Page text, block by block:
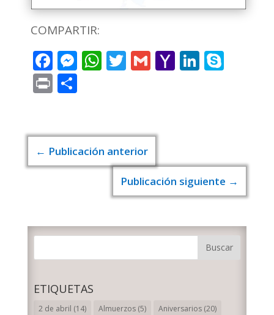
COMPARTIR:
Facebook
Messenger
WhatsApp
Twitter
GmailYahoo
PrintCompartir
← Publicación anterior
Publicación siguiente →
ETIQUETAS
2 de abril (14) Almuerzos(5) Aniversarios(20)